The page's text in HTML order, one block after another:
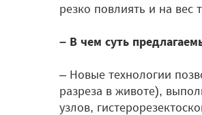
резко повлиять и на вес
– В чем суть
– Новые технологии
разреза в животе),
узлов,